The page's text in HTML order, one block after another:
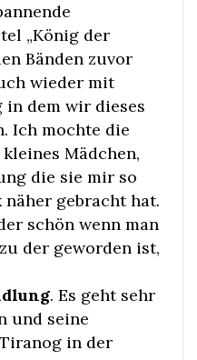
„König der
Bänden zuvor
wieder mit
in dem wir dieses
Ich mochte die
Mädchen,
die sie mir so
gebracht hat.
schön wenn man
der geworden ist,
. Es geht sehr
und seine
in der